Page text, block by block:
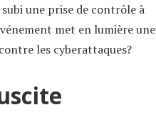
une prise de contrôle à
met en lumière une
les cyberattaques?